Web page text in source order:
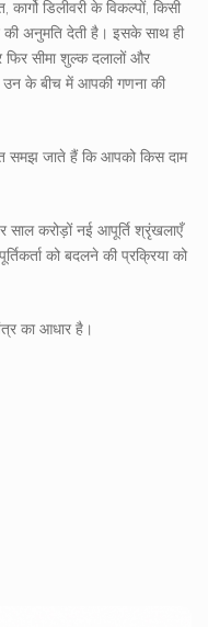
डिलीवरी के विकल्पों, किसी
अनुमति देती है। इसके साथ ही
फिर सीमा शुल्क दलालों और
उन के बीच में आपकी गणना की
समझ जाते हैं कि आपको किस दाम
साल करोड़ों नई आपूर्ति श्रृंखलाएँ
को बदलने की प्रक्रिया को
का आधार है।